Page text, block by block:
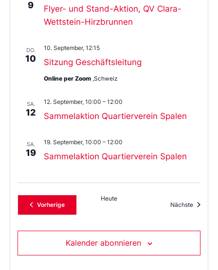
9
Flyer- und Stand-Aktion, QV Clara-
Wettstein-Hirzbrunnen
DO.
10 Sitzung Geschäftsleitung
10. September, 12:15
Online per Zoom ,Schweiz
SA.
12 Sammelaktion Quartierverein Spalen
12. September, 10:00 – 12:00
SA.
19 Sammelaktion Quartierverein Spalen
19. September, 10:00 – 12:00
VorherigeVeranstaltungen
Heute
Nächste
Kalender abonnieren